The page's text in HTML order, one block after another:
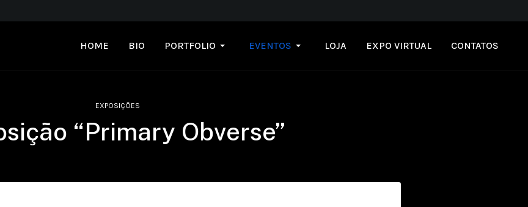
HOME BIO PORTFOLIO EVENTOS LOJA EXPO VIRTUAL CONTATOS
EXPOSIÇÕES
“Primary Obverse”